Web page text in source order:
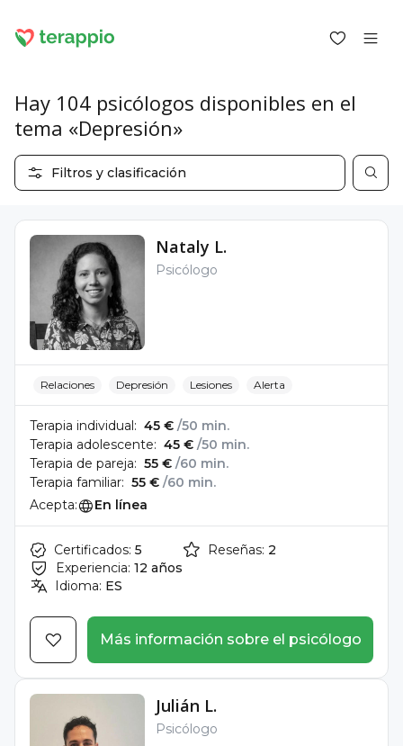
Iniciar sesión como psicólogo
Servicios
Blog
Para los psicólogos
Sobre terappio
Preguntas y respuestas
Hay 104 psicólogos disponibles en el
tema «Depresión»
Filtros y clasificación
Nataly L.
Psicólogo
Relaciones Depresión Lesiones Alerta
Terapia individual: 45 € /50 min.
Terapia adolescente: 45 € /50 min.
Terapia de pareja: 55 € /60 min.
Terapia familiar: 55 € /60 min.
Acepta:
En línea
Certificados: 5
Experiencia: 12 años
Idioma: ES
Reseñas: 2
Más información sobre el psicólogo
Julián L.
Psicólogo